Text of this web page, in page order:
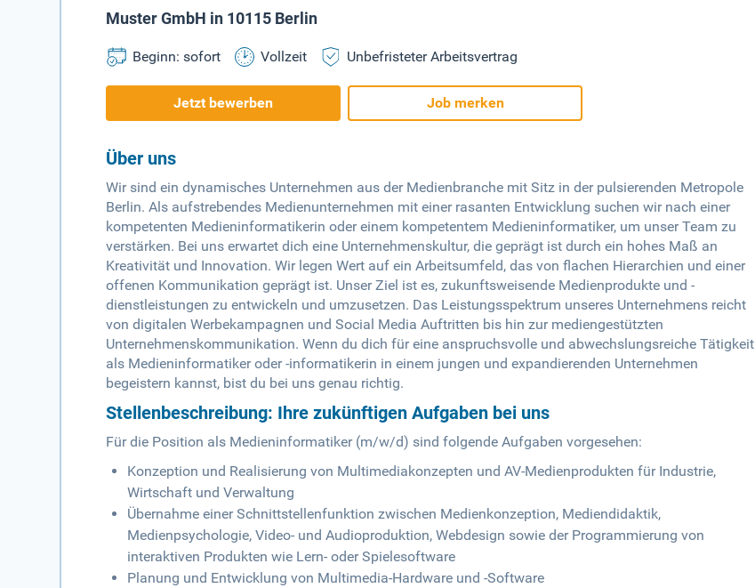
Muster GmbH in 10115 Berlin
Beginn: sofort Vollzeit Unbefristeter Arbeitsvertrag
Jetzt bewerben Job merken
Über uns
Wir sind ein dynamisches Unternehmen aus der Medienbranche mit Sitz in der pulsierenden Metropole
Berlin. Als aufstrebendes Medienunternehmen mit einer rasanten Entwicklung suchen wir nach einer
kompetenten Medieninformatikerin oder einem kompetentem Medieninformatiker, um unser Team zu
verstärken. Bei uns erwartet dich eine Unternehmenskultur, die geprägt ist durch ein hohes Maß an
Kreativität und Innovation. Wir legen Wert auf ein Arbeitsumfeld, das von flachen Hierarchien und einer
offenen Kommunikation geprägt ist. Unser Ziel ist es, zukunftsweisende Medienprodukte und -
dienstleistungen zu entwickeln und umzusetzen. Das Leistungsspektrum unseres Unternehmens reicht
von digitalen Werbekampagnen und Social Media Auftritten bis hin zur mediengestützten
Unternehmenskommunikation. Wenn du dich für eine anspruchsvolle und abwechslungsreiche Tätigkeit
als Medieninformatiker oder -informatikerin in einem jungen und expandierenden Unternehmen
begeistern kannst, bist du bei uns genau richtig.
Stellenbeschreibung: Ihre zukünftigen Aufgaben bei uns
Für die Position als Medieninformatiker (m/w/d) sind folgende Aufgaben vorgesehen:
Konzeption und Realisierung von Multimediakonzepten und AV-Medienprodukten für Industrie,
Wirtschaft und Verwaltung
Übernahme einer Schnittstellenfunktion zwischen Medienkonzeption, Mediendidaktik,
Medienpsychologie, Video- und Audioproduktion, Webdesign sowie der Programmierung von
interaktiven Produkten wie Lern- oder Spielesoftware
Planung und Entwicklung von Multimedia-Hardware und -Software